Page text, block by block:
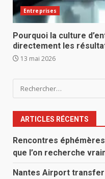
Entreprises
Pourquoi la culture
directement les
13 mai 2026
Rechercher :
ARTICLES RÉCENTS
Rencontres
que l’on recherche
Nantes Airport